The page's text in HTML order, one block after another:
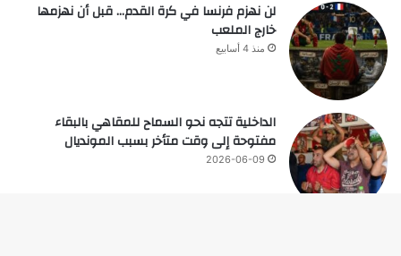
لن نهزم فرنسا في كرة القدم… قبل أن نهزمها
خارج الملعب
منذ 4 أسابيع
الداخلية تتجه نحو السماح للمقاهي بالبقاء
مفتوحة إلى وقت متأخر بسبب المونديال
2026-06-09